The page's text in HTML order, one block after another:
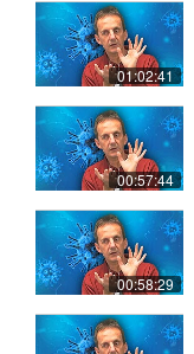
01:02:41
00:57:44
00:58:29